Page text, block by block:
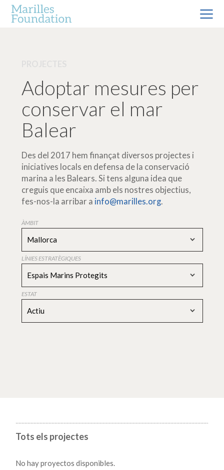
Adoptar mesures per
conservar el mar
Balear
Des del 2017 hem finançat diversos projectes i
iniciatives locals en defensa de la conservació
marina a les Balears. Si tens alguna idea que
creguis que encaixa amb els nostres objectius,
fes-nos-la arribar a info@marilles.org.
ÀMBIT
Mallorca
LÍNIES ESTRATÈGIQUES
Espais Marins Protegits
ESTAT
Actiu
Tots els projectes
No hay proyectos disponibles.